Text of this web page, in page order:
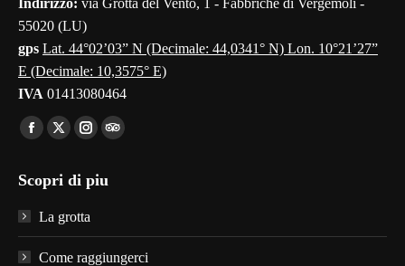
55020 (LU)
gps Lat. 44°02’03” N (Decimale: 44,0341° N) Lon. 10°21’27”
E (Decimale: 10,3575° E)
IVA 01413080464
Find us on:
Facebook
opens
in
window
X
opens
window
Instagram
opens
window
TripAdvisor
window
Scopri di piu
La grotta
Come raggiungerci